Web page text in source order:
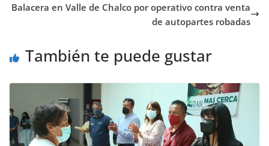
Balacera en Valle de Chalco por operativo contra venta
de autopartes robadas
También te puede gustar